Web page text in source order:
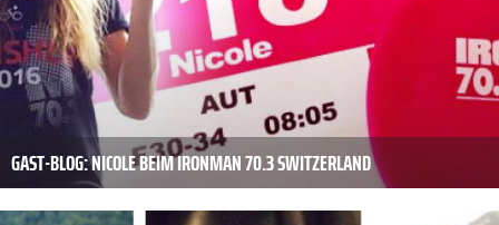
GAST-BLOG: NICOLE BEIM IRONMAN 70.3 SWITZERLAND